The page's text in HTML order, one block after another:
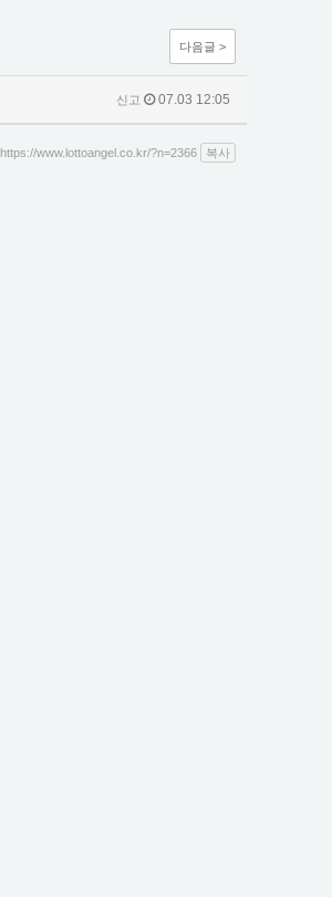
다음글 >
신고 07.03 12:05
https://www.lottoangel.co.kr/?n=2366 복사